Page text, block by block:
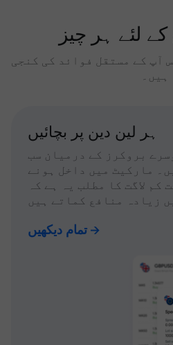
لئے ہر چیز
آپ کے مستقل فوائد کی کنجی
ہیں۔
ہر لین دین پر بچائیں
بروکرز کے درمیان سب
مارکیٹ میں داخل ہونے
کم لاگت کا مطلب یہ ہے کہ
زیادہ منافع کماتے ہیں
تمام دیکھیں